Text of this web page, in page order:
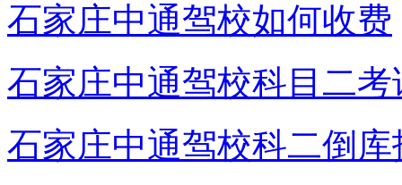
石家庄中通驾校如何收费
石家庄中通驾校科目二考
石家庄中通驾校科二倒库